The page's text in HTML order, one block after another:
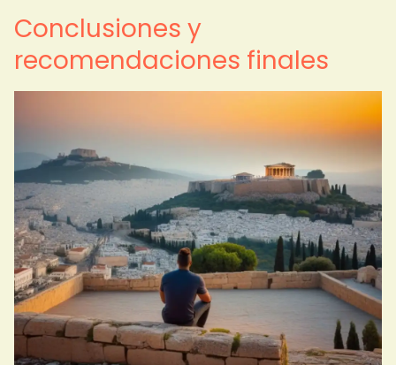
Conclusiones y
recomendaciones finales